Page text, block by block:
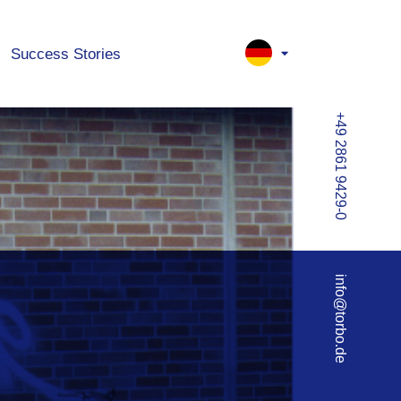
Success Stories
+49 2861 9429-0
info@torbo.de